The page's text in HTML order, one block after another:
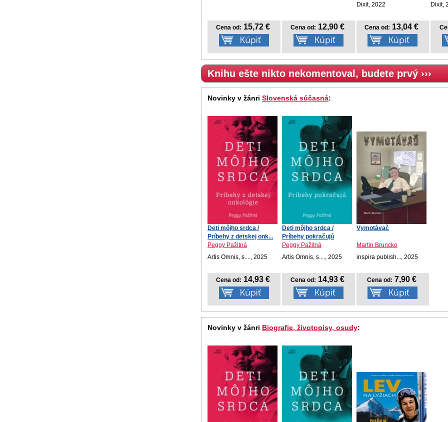
Cena od: 15,72 € Cena od: 12,90 €
Dixit, 2022
Cena od: 13,04 €
Dixit,
Knihu ešte nikto nekomentoval, budete prvý ›››
Novinky v žánri Slovenská súčasná:
Deti môjho srdca /
Príbehy z detskej onk...
Peggy Pažitná
Artis Omnis, s...., 2025
Cena od: 14,93 €
Deti môjho srdca /
Príbehy pokračujú
Peggy Pažitná
Artis Omnis, s...., 2025
Cena od: 14,93 €
Vymotávač
Martin Bruncko
inspira publish..., 2025
Cena od: 7,90 €
Novinky v žánri Biografie, životopisy, osudy: